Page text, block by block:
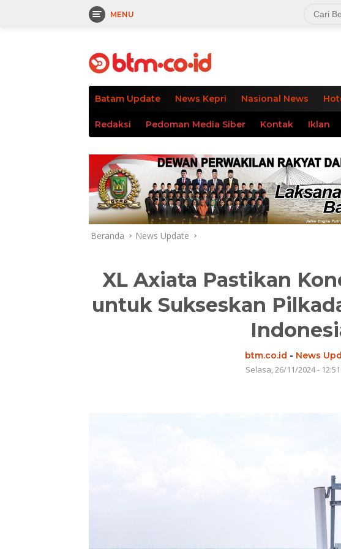
MENU
Batam Update News Kepri Nasional News
Redaksi Pedoman Media Siber Kontak Iklan
Beranda News Update
XL Axiata Pastikan
untuk Sukseskan
btm.co.id - News
Selasa, 26/11/2024 - 12:51